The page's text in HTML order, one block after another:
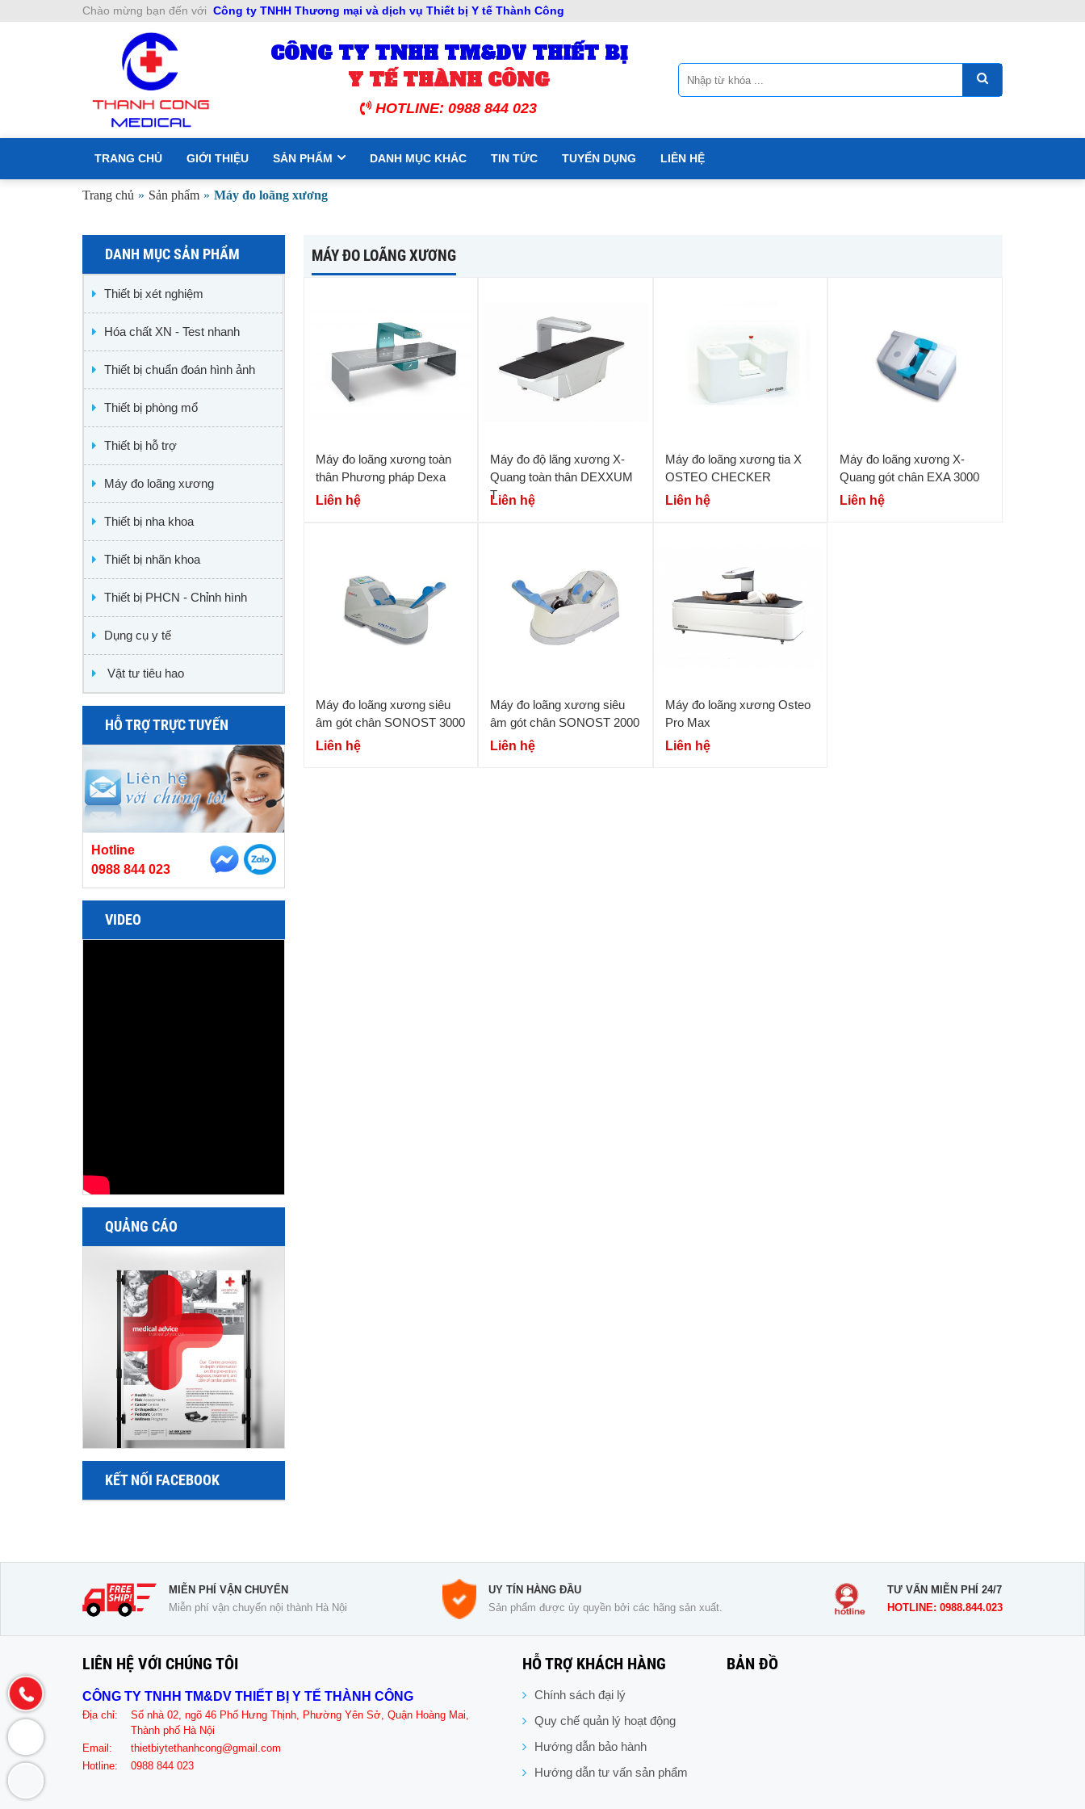
Chào mừng bạn đến với Công ty TNHH Thương mại và dịch vụ Thiết bị Y tế Thành Công
CÔNG TY TNHH TM&DV THIẾT BỊ
Y TẾ THÀNH CÔNG
HOTLINE: 0988 844 023
TRANG CHỦ GIỚI THIỆU SẢN PHẨM DANH MỤC KHÁC TIN TỨC TUYỂN DỤNG LIÊN HỆ
Trang chủ » Sản phẩm » Máy đo loãng xương
DANH MỤC SẢN PHẨM
Thiết bị xét nghiệm
Hóa chất XN - Test nhanh
Thiết bị chuẩn đoán hình ảnh
Thiết bị phòng mổ
Thiết bị hỗ trợ
Máy đo loãng xương
Thiết bị nha khoa
Thiết bị nhãn khoa
Thiết bị PHCN - Chỉnh hình
Dụng cụ y tế
Vật tư tiêu hao
HỖ TRỢ TRỰC TUYẾN
Hotline
0988 844 023
VIDEO
QUẢNG CÁO
KẾT NỐI FACEBOOK
MÁY ĐO LOÃNG XƯƠNG
Máy đo loãng xương toàn
thân Phương pháp Dexa
Liên hệ
Máy đo độ lãng xương X-
Quang toàn thân DEXXUM
TLiên hệ
Máy đo loãng xương tia X
OSTEO CHECKER
Liên hệ
Máy đo loãng xương X-
Quang gót chân EXA 3000
Liên hệ
Máy đo loãng xương siêu
âm gót chân SONOST 3000
Liên hệ
Máy đo loãng xương siêu
âm gót chân SONOST 2000
Liên hệ
Máy đo loãng xương Osteo
Pro Max
Liên hệ
MIỄN PHÍ VẬN CHUYỂN
Miễn phí vận chuyển nội thành Hà Nội
UY TÍN HÀNG ĐẦU
Sản phẩm được ủy quyền bởi các hãng sản xuất.
TƯ VẤN MIỄN PHÍ 24/7
HOTLINE: 0988.844.023
LIÊN HỆ VỚI CHÚNG TÔI
CÔNG TY TNHH TM&DV THIẾT BỊ Y TẾ THÀNH CÔNG
Địa chỉ:
Số nhà 02, ngõ 46 Phố Hưng Thịnh, Phường Yên Sở, Quận Hoàng Mai,
Thành phố Hà Nội
Email:
thietbiytethanhcong@gmail.com
Hotline:
0988 844 023
HỖ TRỢ KHÁCH HÀNG
Chính sách đại lý
Quy chế quản lý hoạt động
Hướng dẫn bảo hành
Hướng dẫn tư vấn sản phẩm
BẢN ĐỒ